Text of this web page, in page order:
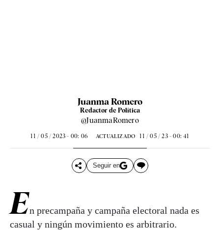
Juanma Romero
Redactor de Política
@JuanmaRomero
11 / 05 / 2023 - 00: 06 ACTUALIZADO 11 / 05 / 23 - 00: 41
Seguir en
En precampaña y campaña electoral nada es
casual y ningún movimiento es arbitrario.